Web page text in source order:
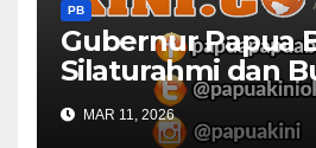
PB
Gubernur Papua
Silaturahmi dan
Bersama DPR RI
Mendagri di IPDN
MAR 11, 2026